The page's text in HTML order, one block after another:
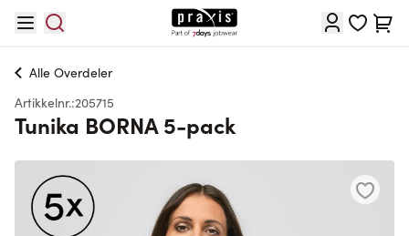
Cart
Alle Overdeler
Artikkelnr.:205715
Tunika BORNA 5-pack